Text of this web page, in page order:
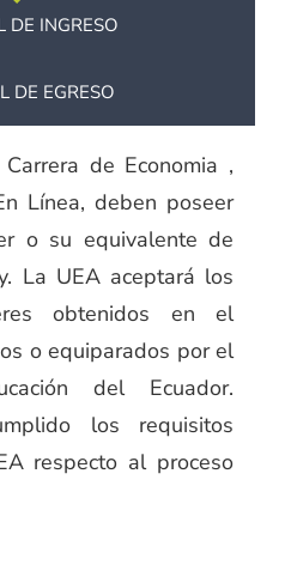
DE INGRESO
DE EGRESO
de Economia ,
Línea, deben poseer
o su equivalente de
La UEA aceptará los
obtenidos en el
o equiparados por el
del Ecuador.
los requisitos
respecto al proceso